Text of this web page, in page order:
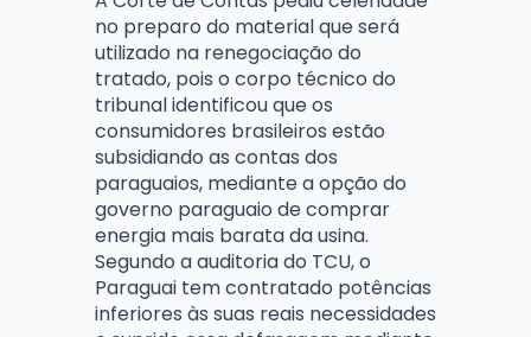
no preparo do material que será
utilizado na renegociação do
tratado, pois o corpo técnico do
tribunal identificou que os
consumidores brasileiros estão
subsidiando as contas dos
paraguaios, mediante a opção do
governo paraguaio de comprar
energia mais barata da usina.
Segundo a auditoria do TCU, o
Paraguai tem contratado potências
inferiores às suas reais necessidades